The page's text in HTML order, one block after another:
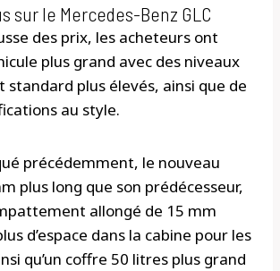
sur le Mercedes-Benz GLC
des prix, les acheteurs ont
plus grand avec des niveaux
standard plus élevés, ainsi que de
au style.
précédemment, le nouveau
plus long que son prédécesseur,
allongé de 15 mm
d’espace dans la cabine pour les
qu’un coffre 50 litres plus grand